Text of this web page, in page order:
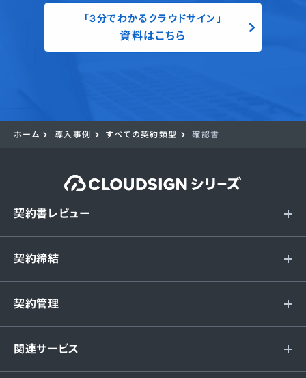
「3分でわかるクラウドサイン」
資料はこちら
ホーム 導入事例 すべての契約類型 確認書
契約書レビュー
契約締結
契約管理
関連サービス